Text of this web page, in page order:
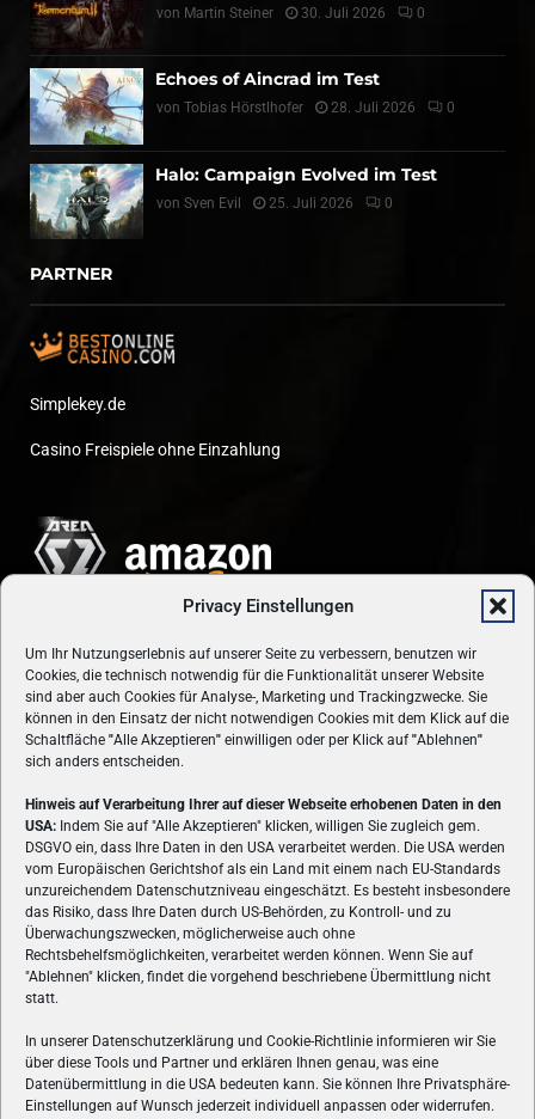
Privacy Einstellungen
Um Ihr Nutzungserlebnis auf unserer Seite zu verbessern, benutzen wir
Cookies, die technisch notwendig für die Funktionalität unserer Website
sind aber auch Cookies für Analyse-, Marketing und Trackingzwecke. Sie
können in den Einsatz der nicht notwendigen Cookies mit dem Klick auf die
Schaltfläche "Alle Akzeptieren" einwilligen oder per Klick auf"Ablehnen"
sich anders entscheiden.
Hinweis auf Verarbeitung Ihrer auf dieser Webseite erhobenen Daten in den
USA: Indem Sie auf "Alle Akzeptieren" klicken, willigen Sie zugleich gem.
DSGVO ein, dass Ihre Daten in den USA verarbeitet werden. Die USA werden
vom Europäischen Gerichtshof als ein Land mit einem nach EU-Standards
unzureichendem Datenschutzniveau eingeschätzt. Es besteht insbesondere
das Risiko, dass Ihre Daten durch US-Behörden, zu Kontroll- und zu
Überwachungszwecken, möglicherweise auch ohne
Rechtsbehelfsmöglichkeiten, verarbeitet werden können. Wenn Sie auf
"Ablehnen" klicken, findet die vorgehend beschriebene Übermittlung nicht
statt.
In unserer Datenschutzerklärung und Cookie-Richtlinie informieren wir Sie
über diese Tools und Partner und erklären Ihnen genau, was eine
Datenübermittlung in die USA bedeuten kann. Sie können Ihre Privatsphäre-
Einstellungen auf Wunsch jederzeit individuell anpassen oder widerrufen.
von Martin Steiner 30. Juli 2026 0
Echoes of Aincrad im Test
von Tobias Hörstlhofer 28. Juli 2026 0
Halo: Campaign Evolved im Test
von Sven Evil 25. Juli 2026 0
PARTNER
Simplekey.de
Casino Freispiele ohne Einzahlung
ÜBER UNS
VON GAMERN, FÜR GAMER! Gamers.at ist das älteste Online-
Spielemagazin Österreichs und bringt täglich aktuelle News,
Reviews und Videos zu PC- und Konsolenspielen, Gaming-
Hardware und aus der Welt des e-Sport's.
FOLGE UNS